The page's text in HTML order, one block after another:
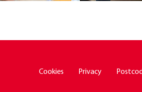
Cookies Privacy